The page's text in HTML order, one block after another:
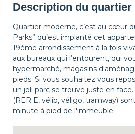
Description du quartier
Quartier moderne, c’est au cœur
Parks” qu’est implanté cet
19ème arrondissement à la fois
aux bureaux qui l’entourent, qui
hypermarché, magasins
pieds. Si vous souhaitez vous
un joli parc se trouve juste en
(RER E, vélib, véligo, tramway)
minute à pied de l'immeuble.